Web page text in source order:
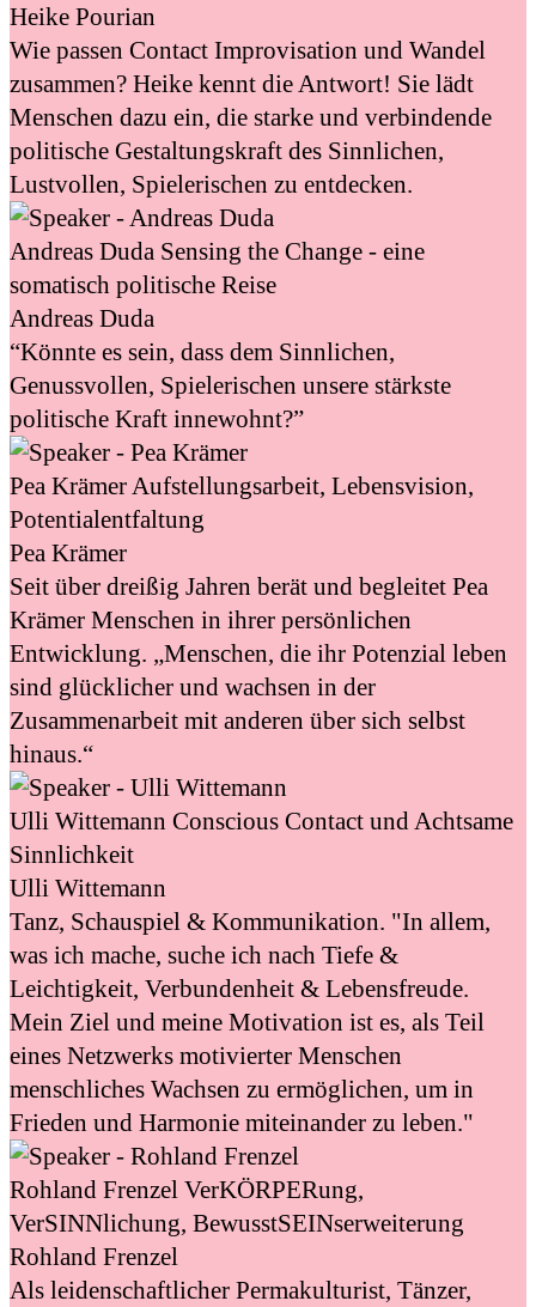
Heike Pourian
Wie passen Contact Improvisation und Wandel
zusammen? Heike kennt die Antwort! Sie lädt
Menschen dazu ein, die starke und verbindende
politische Gestaltungskraft des Sinnlichen,
Lustvollen, Spielerischen zu entdecken.
Andreas Duda Sensing the Change - eine
somatisch politische Reise
Andreas Duda
“Könnte es sein, dass dem Sinnlichen,
Genussvollen, Spielerischen unsere stärkste
politische Kraft innewohnt?”
Pea KrämerAufstellungsarbeit, Lebensvision,
Potentialentfaltung
Pea Krämer
Seit über dreißig Jahren berät und begleitet Pea
Krämer Menschen in ihrer persönlichen
Entwicklung. „Menschen, die ihr Potenzial leben
sind glücklicher und wachsen in der
Zusammenarbeit mit anderen über sich selbst
hinaus.“
Ulli Wittemann Conscious Contact und Achtsame
Sinnlichkeit
Ulli Wittemann
Tanz, Schauspiel & Kommunikation. "In allem,
was ich mache, suche ich nach Tiefe &
Leichtigkeit, Verbundenheit & Lebensfreude.
Mein Ziel und meine Motivation ist es, als Teil
eines Netzwerks motivierter Menschen
menschliches Wachsen zu ermöglichen, um in
Frieden und Harmonie miteinander zu leben."
Rohland Frenzel VerKÖRPERung,
VerSINNlichung, BewusstSEINserweiterung
Rohland Frenzel
Als leidenschaftlicher Permakulturist, Tänzer,